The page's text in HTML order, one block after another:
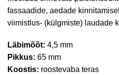
fassaadide, aedade
viimistlus- (külgmiste) laudade
Läbimõõt: 4,5 mm
Pikkus: 65 mm
Koostis: roostevaba teras